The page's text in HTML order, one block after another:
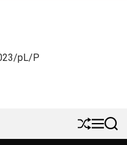
pL/P
S
h
M
e
S
e